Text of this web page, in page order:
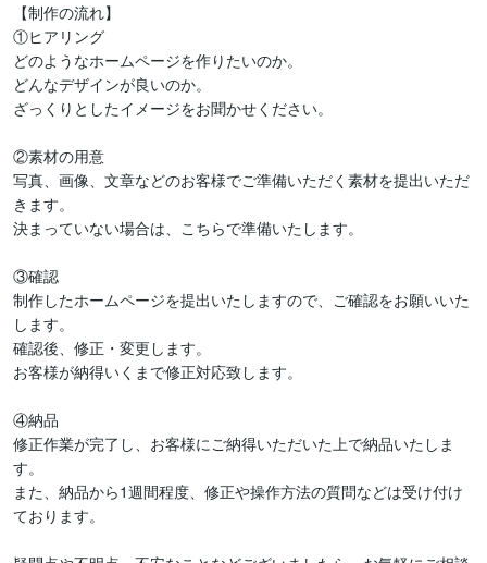
【制作の流れ】
①ヒアリング
どのようなホームページを作りたいのか。
どんなデザインが良いのか。
ざっくりとしたイメージをお聞かせください。
②素材の用意
写真、画像、文章などのお客様でご準備いただく素材を提出いただ
きます。
決まっていない場合は、こちらで準備いたします。
③確認
制作したホームページを提出いたしますので、ご確認をお願いいた
します。
確認後、修正・変更します。
お客様が納得いくまで修正対応致します。
④納品
修正作業が完了し、お客様にご納得いただいた上で納品いたしま
す。
また、納品から1週間程度、修正や操作方法の質問などは受け付け
ております。